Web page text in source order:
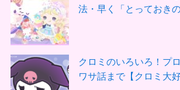
法・早く「とっておき
クロミのいろいろ！プ
ワサ話まで【クロミ大好